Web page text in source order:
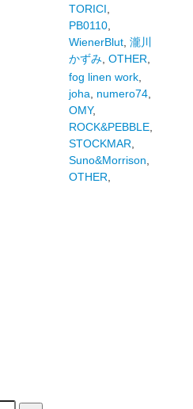
TORICI,
PB0110,
WienerBlut, 瀧川
かずみ, OTHER,
fog linen work,
joha, numero74,
OMY,
ROCK&PEBBLE,
STOCKMAR,
Suno&Morrison,
OTHER,